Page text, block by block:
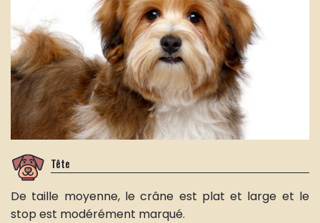
Tête
De taille moyenne, le crâne est plat et large et le
stop est modérément marqué.